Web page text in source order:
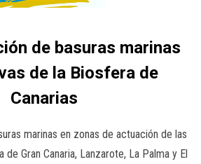
de basuras marinas
de la Biosfera de
Canarias
marinas en zonas de actuación de las
de Gran Canaria, Lanzarote, La Palma y El